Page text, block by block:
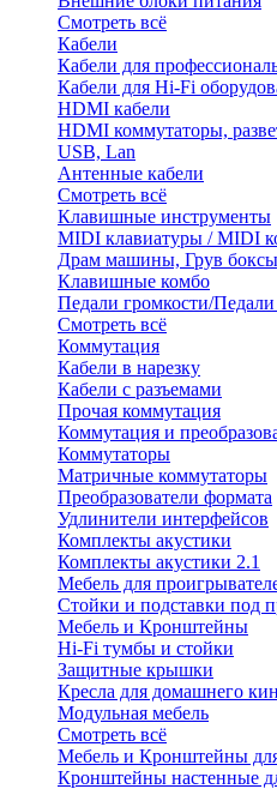
Смотреть всё
Кабели
Кабели для
Кабели для Hi-Fi
HDMI кабели
HDMI коммутаторы,
USB, Lan
Антенные кабели
Смотреть всё
Клавишные инструменты
MIDI клавиатуры / MIDI
Драм машины, Грув
Клавишные комбо
Педали громкости/Педали
Смотреть всё
Коммутация
Кабели в нарезку
Кабели с разъемами
Прочая коммутация
Коммутация и
Коммутаторы
Матричные коммутаторы
Преобразователи формата
Удлинители интерфейсов
Комплекты акустики
Комплекты акустики 2.1
Мебель для
Стойки и подставки под
Мебель и Кронштейны
Hi-Fi тумбы и стойки
Защитные крышки
Кресла для домашнего
Модульная мебель
Смотреть всё
Мебель и Кронштейны
Кронштейны настенные